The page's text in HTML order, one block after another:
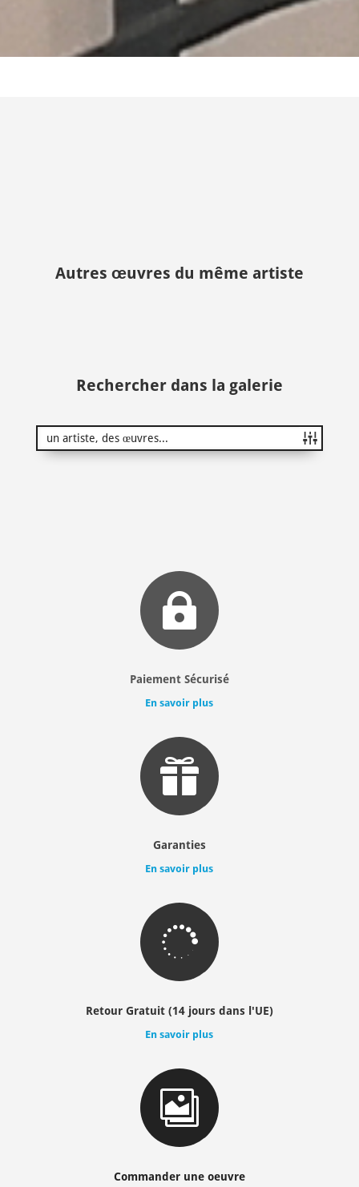
Autres œuvres du même artiste
Rechercher dans la galerie

Paiement Sécurisé
En savoir plus

Garanties
En savoir plus

Retour Gratuit (14 jours dans l'UE)
En savoir plus

Commander une oeuvre